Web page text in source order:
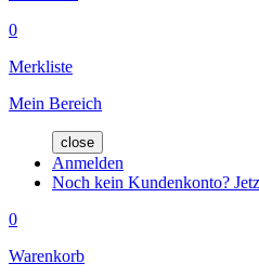
0
Merkliste
Mein Bereich
close
Anmelden
Noch kein Kundenkonto?
0
Warenkorb